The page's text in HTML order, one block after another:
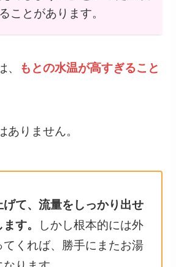
ことがあります。
、
もとの水温が高すぎること
ありません。
て、流量をしっかり出せ
す。
しかし根本的には外
くれば、勝手にまたお湯